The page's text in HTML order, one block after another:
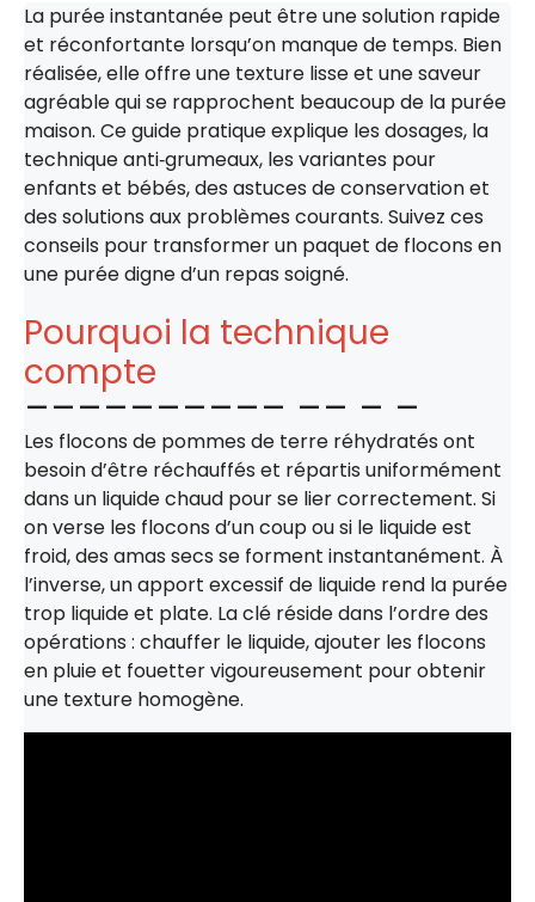
La purée instantanée peut être une solution rapide
et réconfortante lorsqu’on manque de temps. Bien
réalisée, elle offre une texture lisse et une saveur
agréable qui se rapprochent beaucoup de la purée
maison. Ce guide pratique explique les dosages, la
technique anti‑grumeaux, les variantes pour
enfants et bébés, des astuces de conservation et
des solutions aux problèmes courants. Suivez ces
conseils pour transformer un paquet de flocons en
une purée digne d’un repas soigné.
Pourquoi la technique
compte
Les flocons de pommes de terre réhydratés ont
besoin d’être réchauffés et répartis uniformément
dans un liquide chaud pour se lier correctement. Si
on verse les flocons d’un coup ou si le liquide est
froid, des amas secs se forment instantanément. À
l’inverse, un apport excessif de liquide rend la purée
trop liquide et plate. La clé réside dans l’ordre des
opérations : chauffer le liquide, ajouter les flocons
en pluie et fouetter vigoureusement pour obtenir
une texture homogène.